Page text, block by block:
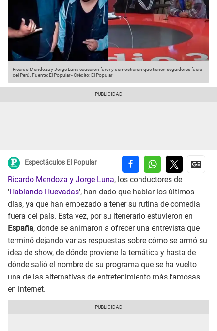
Ricardo Mendoza y Jorge Luna causaron furor y demostraron que tienen seguidores fuera
del Perú. Fuente: El Popular-Crédito: El Popular
Espectáculos El Popular
Ricardo Mendoza y Jorge Luna, los conductores de
'Hablando Huevadas', han dado que hablar los últimos
días, ya que han empezado a tener su rutina de comedia
fuera del país. Esta vez, por su itenerario estuvieron en
España, donde se animaron a ofrecer una entrevista que
terminó dejando varias respuestas sobre cómo se armó su
idea de show, de dónde proviene la temática y hasta de
dónde salió el nombre de su programa que se ha vuelto
una de las alternativas de entretenimiento más famosas
en internet.